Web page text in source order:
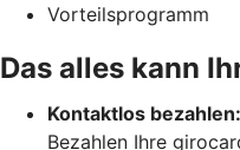
Vorteilsprogramm
Das alles kann
Kontaktlos bezahlen:
Bezahlen Ihre